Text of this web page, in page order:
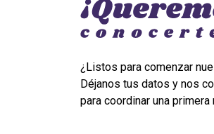
¿Listos para comenzar
Déjanos tus datos y nos
para coordinar una primera